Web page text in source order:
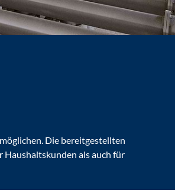
Die bereitgestellten
als auch für